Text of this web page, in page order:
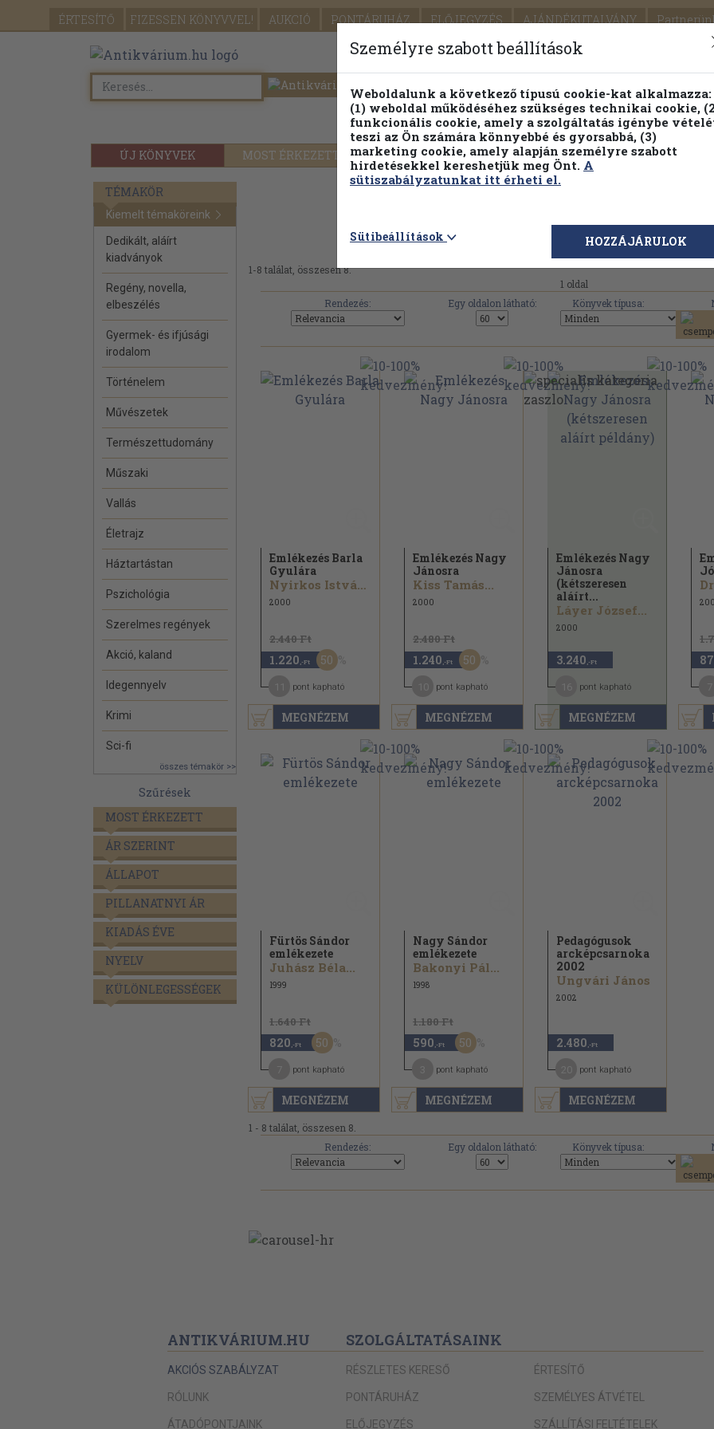
ÉRTESÍTŐ FIZESSEN KÖNYVVEL! AUKCIÓ PONTÁRUHÁZ ELŐJEGYZÉS AJÁNDÉKUTALVÁNY
SEGÍTSÉG
ÚJ KÖNYVEK MOST ÉRKEZETT PILLANATNYI ÁRAINK FENNTARTHATÓ
Részletes kereső Témaköri fa
TÉMAKÖR
Kiemelt témaköreink
Dedikált, aláírt
kiadványok
Regény, novella,
elbeszélés
Gyermek- és ifjúsági
irodalom
Történelem
Művészetek
Természettudomány
Műszaki
Vallás
Életrajz
Háztartástan
Pszichológia
Szerelmes regények
Akció, kaland
Idegennyelv
Krimi
Sci-fi
összes témakör >>
Szűrések
MOST ÉRKEZETT
ÁR SZERINT
ÁLLAPOT
PILLANATNYI ÁR
KIADÁS ÉVE
NYELV
KÜLÖNLEGESSÉGEK
Hajdú-Bihar Megyei Neveléstörténeti Egyesület művei,
1-8 találat, összesen 8.
1 oldal
Rendezés:
Egy oldalon látható: Könyvek típusa:
MEGNÉZEM
Emlékezés Barla
Gyulára
Nyirkos István...
2000
2.440 Ft
1.220 ,-Ft 50
pont kapható
MEGNÉZEM
Emlékezés Nagy
Jánosra
Kiss Tamás...
2000
2.480 Ft
1.240 ,-Ft 50
pont kapható
MEGNÉZEM
Emlékezés Nagy
Jánosra
(kétszeresen
aláírt...
Láyer József...
2000
3.240 ,-Ft
pont kapható
MEGNÉZEM
Fürtös Sándor
emlékezete
Juhász Béla...
1999
1.640 Ft
820 ,-Ft 50
pont kapható
MEGNÉZEM
Nagy Sándor
emlékezete
Bakonyi Pál...
1998
1.180 Ft
590 ,-Ft 50
pont kapható
MEGNÉZEM
Pedagógusok
arcképcsarnoka
2002
Ungvári János
2002
2.480 ,-Ft
pont kapható
1 - 8 találat, összesen 8.
Rendezés:
Egy oldalon látható: Könyvek típusa:
ANTIKVÁRIUM.HU
AKCIÓS SZABÁLYZAT
RÓLUNK
ÁTADÓPONTJAINK
SZOLGÁLTATÁSAINK
RÉSZLETES KERESŐ
PONTÁRUHÁZ
ELŐJEGYZÉS
ÉRTESÍTŐ
SZEMÉLYES ÁTVÉTEL
SZÁLLÍTÁSI FELTÉTELEK
Személyre szabott beállítások
Weboldalunk a következő típusú cookie-kat alkalmazza:
(1) weboldal működéséhez szükséges technikai cookie,
funkcionális cookie, amely a szolgáltatás igénybe
teszi az Ön számára könnyebbé és gyorsabbá, (3)
marketing cookie, amely alapján személyre szabott
hirdetésekkel kereshetjük meg Önt. A
sütiszabályzatunkat itt érheti el.
Sütibeállítások HOZZÁJÁRULOK